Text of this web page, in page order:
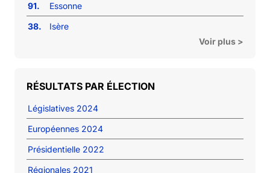
91.
Essonne
38.
Isère
Voir plus >
RÉSULTATS PAR ÉLECTION
Législatives 2024
Européennes 2024
Présidentielle 2022
Régionales 2021